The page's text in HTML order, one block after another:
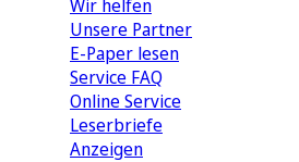
Wir helfen
Unsere Partner
E-Paper lesen
Service FAQ
Online Service
Leserbriefe
Anzeigen